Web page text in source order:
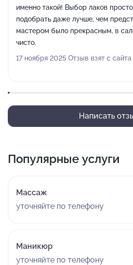
именно такой! Выбор лаков
подобрать даже лучше, чем
мастером было прекрасным, в
чисто.
17 ноября 2025 Отзыв взят с
Написать
Популярные услуги
Массаж
уточняйте по телефону
Маникюр
уточняйте по телефону